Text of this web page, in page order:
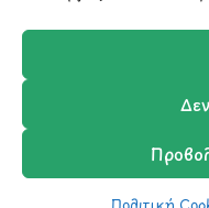
Μάθετε
και